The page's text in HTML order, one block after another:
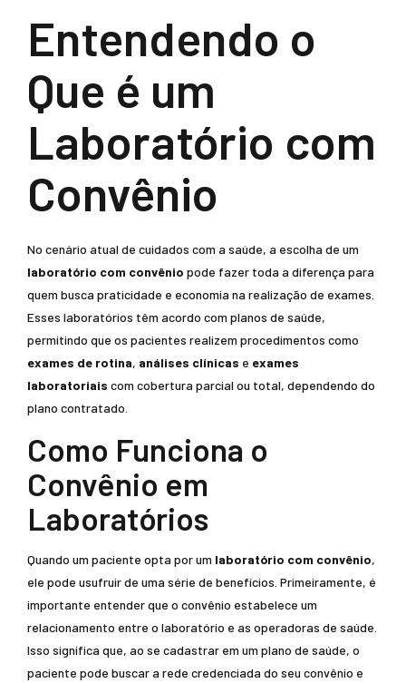
Entendendo o
Que é um
Laboratório com
Convênio
No cenário atual de cuidados com a saúde, a escolha de um
laboratório com convênio pode fazer toda a diferença para
quem busca praticidade e economia na realização de exames.
Esses laboratórios têm acordo com planos de saúde,
permitindo que os pacientes realizem procedimentos como
exames de rotina, análises clínicas e exames
laboratoriais com cobertura parcial ou total, dependendo do
plano contratado.
Como Funciona o
Convênio em
Laboratórios
Quando um paciente opta por um laboratório com convênio,
ele pode usufruir de uma série de benefícios. Primeiramente, é
importante entender que o convênio estabelece um
relacionamento entre o laboratório e as operadoras de saúde.
Isso significa que, ao se cadastrar em um plano de saúde, o
paciente pode buscar a rede credenciada do seu convênio e